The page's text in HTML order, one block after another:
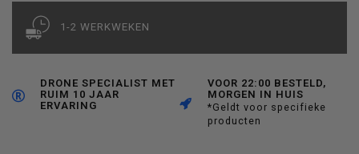
1-2 WERKWEKEN
DRONE SPECIALIST MET
RUIM 10 JAAR
ERVARING
VOOR 22:00 BESTELD,
MORGEN IN HUIS
*Geldt voor specifieke
producten